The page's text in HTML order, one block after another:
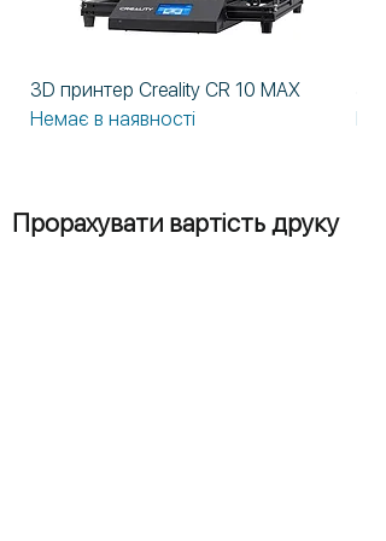
3D принтер Creality CR 10 MAX
Немає в наявності
Прорахувати вартість друку